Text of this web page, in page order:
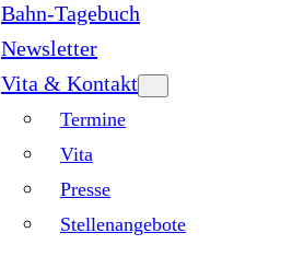
Bahn-Tagebuch
Newsletter
Vita & Kontakt
Termine
Vita
Presse
Stellenangebote